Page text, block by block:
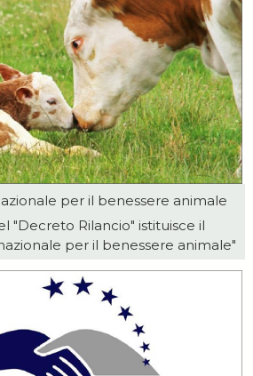
per il benessere animale
"Decreto Rilancio" istituisce il
per il benessere animale"